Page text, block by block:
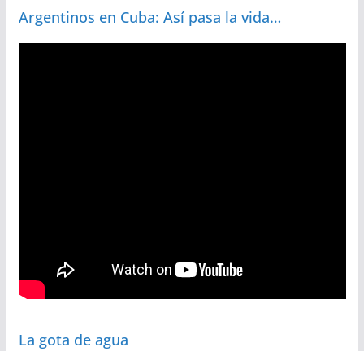
Argentinos en Cuba: Así pasa la vida…
La gota de agua